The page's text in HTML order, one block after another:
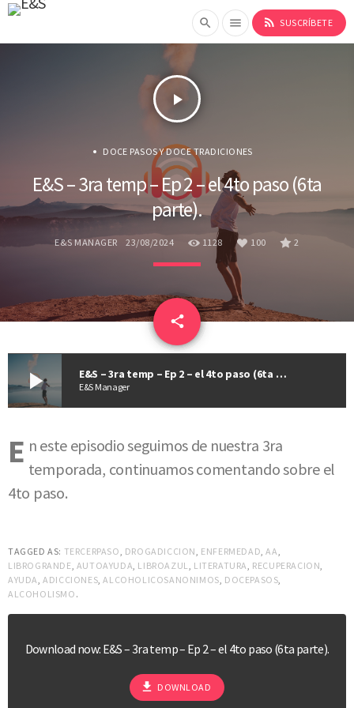
search menu rss_feed SUSCRÍBETE
play_arrow
DOCE PASOS Y DOCE TRADICIONES
E&S – 3ra temp – Ep 2 – el 4to paso (6ta
parte).
E&S MANAGER 23/08/2024 1128 100 2
share
100
email
play_arrow E&S – 3ra temp – Ep 2 – el 4to paso (6ta parte).
E&S Manager
E n este episodio seguimos de nuestra 3ra
temporada, continuamos comentando sobre el
4to paso.
TAGGED AS: TERCERPASO, DROGADICCION, ENFERMEDAD,AA,
LIBROGRANDE, AUTOAYUDA, LIBROAZUL, LITERATURA, RECUPERACION,
AYUDA,ADICCIONES,ALCOHOLICOSANONIMOS, DOCEPASOS,
ALCOHOLISMO .
Download now: E&S – 3ra temp – Ep 2 – el 4to paso (6ta parte).
file_download DOWNLOAD